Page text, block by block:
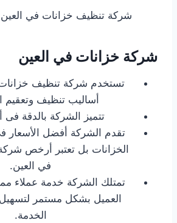
شركة تنظيف خزانات في العين
شركة خزانات في العين
تستخدم شركة تنظيف
أساليب تنظيف وتعقيم
تتميز الشركة بالدقة فى
تقدم الشركة أفضل الأسعار
الخزانات بل تعتبر أرخص
في العين.
تمتلك الشركة خدمة عملاء
العميل بشكل مستمر
الخدمة.